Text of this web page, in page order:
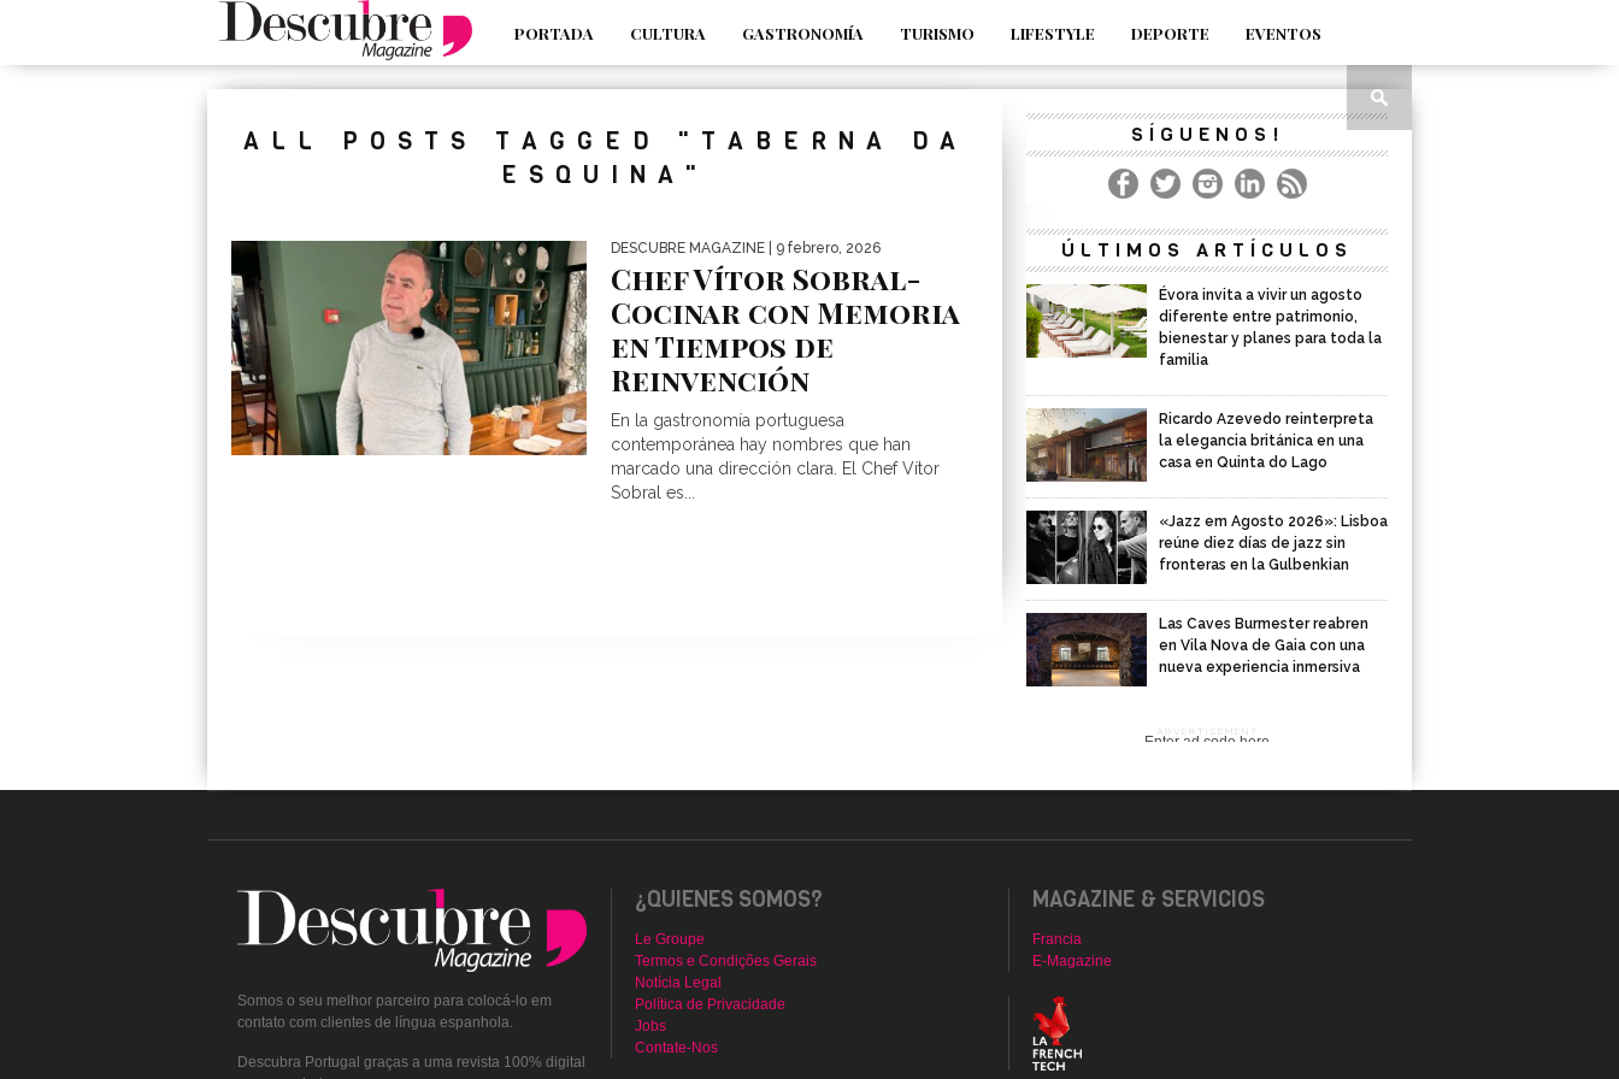
PORTADA CULTURA GASTRONOMÍA TURISMO LIFESTYLE DEPORTE
EVENTOS
google-site-verification=_UCdsju0_s7tEFgjpjNYWdThIX7oTMtHhdhYNQ_fdM4
ALL POSTS TAGGED "TABERNA DA
ESQUINA"
DESCUBRE MAGAZINE | 9 febrero, 2026
Chef Vítor Sobral-
Cocinar con Memoria
en Tiempos de
Reinvención
En la gastronomía portuguesa
contemporánea hay nombres que han
marcado una dirección clara. El Chef Vítor
Sobral es...
SÍGUENOS!
ÚLTIMOS ARTÍCULOS
Évora invita a vivir un agosto
diferente entre patrimonio,
bienestar y planes para toda la
familia
Ricardo Azevedo reinterpreta
la elegancia británica en una
casa en Quinta do Lago
«Jazz em Agosto 2026»: Lisboa
reúne diez días de jazz sin
fronteras en la Gulbenkian
Las Caves Burmester reabren
en Vila Nova de Gaia con una
nueva experiencia inmersiva
ADVERTISEMENT
Enter ad code here
Somos o seu melhor parceiro para colocá-lo em
contato com clientes de língua espanhola.
Descubra Portugal graças a uma revista 100% digital
¿QUIENES SOMOS?
Le Groupe
Termos e Condições Gerais
Notícia Legal
Política de Privacidade
Jobs
Contate-Nos
MAGAZINE & SERVICIOS
Francia
E-Magazine